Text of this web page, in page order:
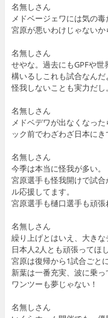
名無しさん
メドベージェワには気の
宮原が悪いわけじゃないか
名無しさん
せやな。過去にもGPFや
構いるしこれも試合なんだ
怪我しないことも実力だし。
名無しさん
メドベデワが出なくなっ
ック前でわざわざ日本にき
名無しさん
今季は本当に怪我が多い。
宮原選手も怪我開けで試
ル応援してます。
宮原選手も樋口選手も頑張
名無しさん
繰り上げとはいえ、大きな
日本人2人とも頑張ってほ
宮原は復帰から1試合ごと
新葉は一番充実、波に乗っ
ワンツーも夢じゃない！
名無しさん